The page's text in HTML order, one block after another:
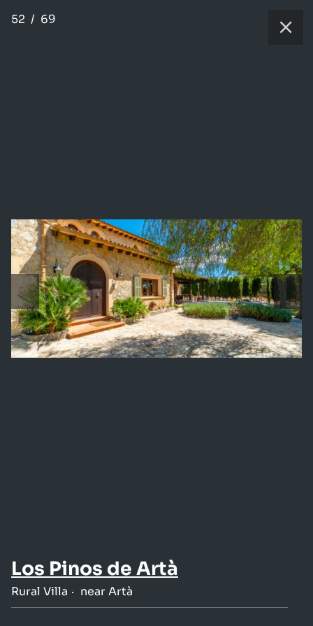
52 / 69
Los Pinos de Artà
Rural Villa near Artà